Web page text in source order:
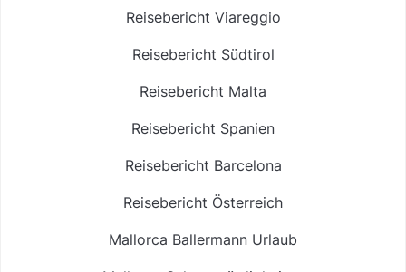
Reisebericht Viareggio
Reisebericht Südtirol
Reisebericht Malta
Reisebericht Spanien
Reisebericht Barcelona
Reisebericht Österreich
Mallorca Ballermann Urlaub